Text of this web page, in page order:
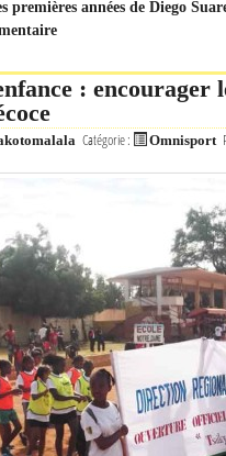
premières années de Diego
:
Catégorie : Omnisport